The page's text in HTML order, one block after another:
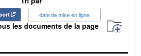
date de mise en ligne
les documents de la page